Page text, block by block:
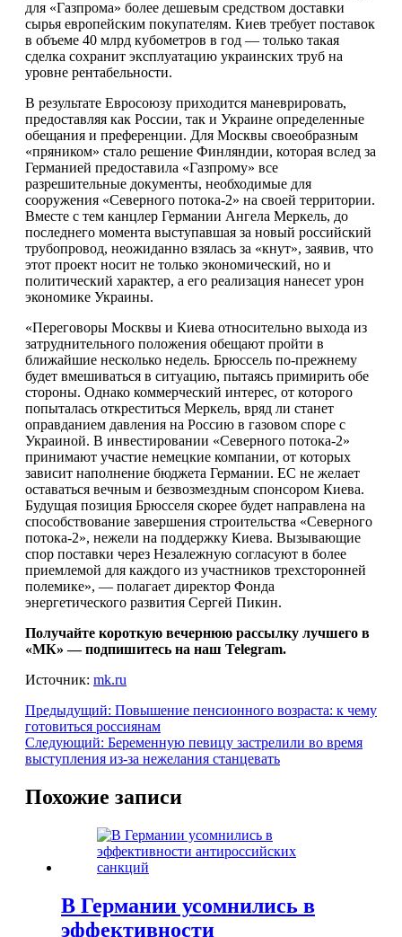
для «Газпрома» более дешевым средством доставки
сырья европейским покупателям. Киев требует поставок
в объеме 40 млрд кубометров в год — только такая
сделка сохранит эксплуатацию украинских труб на
уровне рентабельности.
В результате Евросоюзу приходится маневрировать,
предоставляя как России, так и Украине определенные
обещания и преференции. Для Москвы своеобразным
«пряником» стало решение Финляндии, которая вслед за
Германией предоставила «Газпрому» все
разрешительные документы, необходимые для
сооружения «Северного потока-2» на своей территории.
Вместе с тем канцлер Германии Ангела Меркель, до
последнего момента выступавшая за новый российский
трубопровод, неожиданно взялась за «кнут», заявив, что
этот проект носит не только экономический, но и
политический характер, а его реализация нанесет урон
экономике Украины.
«Переговоры Москвы и Киева относительно выхода из
затруднительного положения обещают пройти в
ближайшие несколько недель. Брюссель по-прежнему
будет вмешиваться в ситуацию, пытаясь примирить обе
стороны. Однако коммерческий интерес, от которого
попыталась откреститься Меркель, вряд ли станет
оправданием давления на Россию в газовом споре с
Украиной. В инвестировании «Северного потока-2»
принимают участие немецкие компании, от которых
зависит наполнение бюджета Германии. ЕС не желает
оставаться вечным и безвозмездным спонсором Киева.
Будущая позиция Брюсселя скорее будет направлена на
способствование завершения строительства «Северного
потока-2», нежели на поддержку Киева. Вызывающие
спор поставки через Незалежную согласуют в более
приемлемой для каждого из участников трехсторонней
полемике», — полагает директор Фонда
энергетического развития Сергей Пикин.
Получайте короткую вечернюю рассылку лучшего в
«МК» — подпишитесь на наш Telegram.
Источник: mk.ru
Предыдущий: Повышение пенсионного возраста: к чему
готовиться россиянам
Следующий: Беременную певицу застрелили во время
выступления из-за нежелания станцевать
Похожие записи
В Германии усомнились в
эффективности